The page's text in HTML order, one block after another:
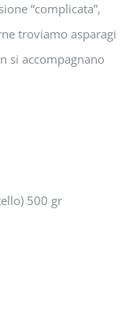
“complicata”,
troviamo asparagi
si accompagnano
500 gr